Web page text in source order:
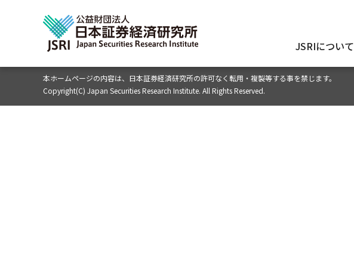
JSRIについて
本ホームページの内容は、 日本証券経済研究所の許可なく転用・複製等する事を禁じます。
Copyright(C) Japan Securities Research Institute. All Rights Reserved.